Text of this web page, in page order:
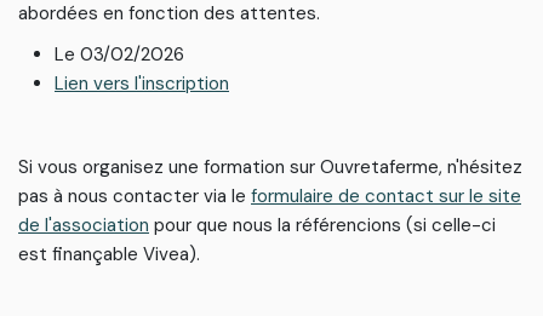
abordées en fonction des attentes.
Le 03/02/2026
Lien vers l'inscription
Si vous organisez une formation sur Ouvretaferme, n'hésitez
pas à nous contacter via le formulaire de contact sur le site
de l'association pour que nous la référencions (si celle-ci
est finançable Vivea).